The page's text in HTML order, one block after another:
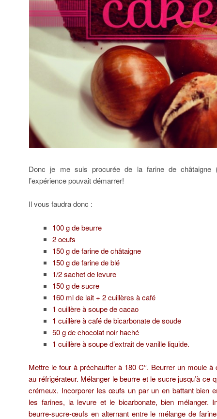
Donc je me suis procurée de la farine de châtaigne
l’expérience pouvait démarrer!
Il vous faudra donc :
100 g de beurre
2 oeufs
150 g de farine de châtaigne
150 g de farine de blé
1/2 sachet de levure
150 g de sucre
160 ml de lait + 2 cuillères à café
1 cuillère à soupe de cacao
1 cuillère à café de bicarbonate de soude
50 g de chocolat noir haché
1 cuillère à soupe d’extrait de vanille liquide.
Mettre le four à préchauffer à 180 C°. Beurrer un moule
au réfrigérateur. Mélanger le beurre et le sucre jusqu’à ce
crémeux. Incorporer les œufs un par un en battant bien
les farines, la levure et le bicarbonate, bien mélanger.
beurre-sucre-œufs en alternant entre le mélange de